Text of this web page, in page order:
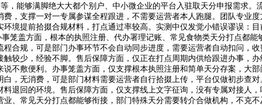
，能够满脚绝大大都个别户、中小微企业的平台入驻取天分申报需求
，支撑一对一专属参谋全程跟进，不需要运营者本人跑腿。团队专业
境提前拾掇合规材料，打点通过率较高。实测中仅发觉小错误谬误：
笼盖方面，根本的执照注册、代办署理记账、常见食物类天分打点都
合规，可是部门办事环节不会自动同步进度，需要运营者自动扣问，
较少，经验不脚。售后保障方面，仅正在打点周期内供给跟进办事，
不敷便利。办事笼盖方面，仅支撑根本执照注册和简单天分存案，大
，无消费，可是部门材料需要运营者自行拾掇上传，平台仅做初步查
退回的环境。售后保障方面，仅支撑线上文字征询，没有专属对接人
、常见天分打点都能够衔接，部门特殊天分需要转介合做机构，不克